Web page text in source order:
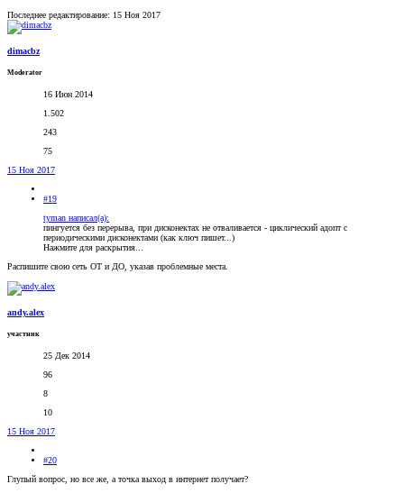
Последнее редактирование: 15 Ноя 2017
dimacbz
Moderator
16 Июн 2014
1.502
243
75
15 Ноя 2017
#19
tyman написал(а):
пингуется без перерыва, при дисконектах не отваливается - циклический адопт с
периодическими дисконектами (как ключ пишет...)
Нажмите для раскрытия...
Распишите свою сеть ОТ и ДО, указав проблемные места.
andy.alex
участник
25 Дек 2014
96
8
10
15 Ноя 2017
#20
Глупый вопрос, но все же, а точка выход в интернет получает?